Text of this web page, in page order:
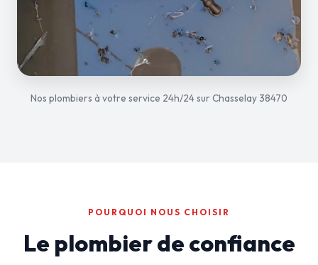
Nos plombiers à votre service 24h/24 sur Chasselay 38470
POURQUOI NOUS CHOISIR
Le plombier de confiance